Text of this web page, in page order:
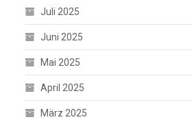
Juli 2025
Juni 2025
Mai 2025
April 2025
März 2025